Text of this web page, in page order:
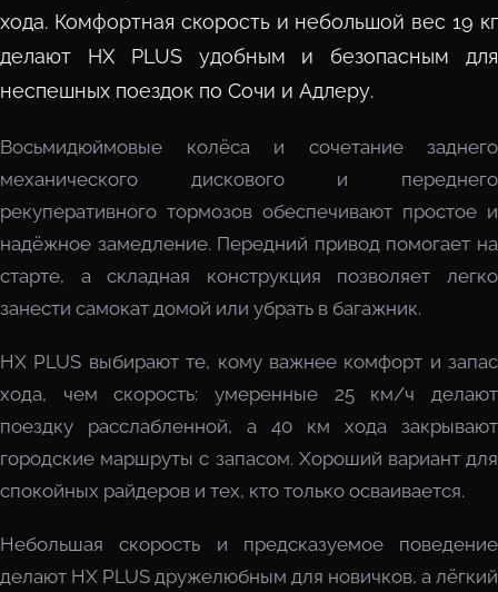
хода. Комфортная скорость и небольшой вес 19 кг
делают HX PLUS удобным и безопасным для
неспешных поездок по Сочи и Адлеру.
Восьмидюймовые колёса и сочетание заднего
механического дискового и переднего
рекуперативного тормозов обеспечивают простое и
надёжное замедление. Передний привод помогает на
старте, а складная конструкция позволяет легко
занести самокат домой или убрать в багажник.
HX PLUS выбирают те, кому важнее комфорт и запас
хода, чем скорость: умеренные 25 км/ч делают
поездку расслабленной, а 40 км хода закрывают
городские маршруты с запасом. Хороший вариант для
спокойных райдеров и тех, кто только осваивается.
Небольшая скорость и предсказуемое поведение
делают HX PLUS дружелюбным для новичков, а лёгкий